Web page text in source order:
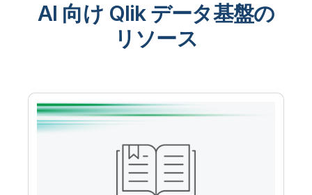
AI 向け Qlik データ基盤の
リソース